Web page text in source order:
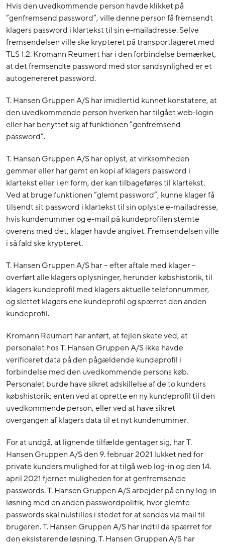
Hvis den uvedkommende person havde klikket på
”genfremsend password”, ville denne person få fremsendt
klagers password i klartekst til sin e-mailadresse. Selve
fremsendelsen ville ske krypteret på transportlageret med
TLS 1.2. Kromann Reumert har i den forbindelse bemærket,
at det fremsendte password med stor sandsynlighed er et
autogenereret password.
T. Hansen Gruppen A/S har imidlertid kunnet konstatere, at
den uvedkommende person hverken har tilgået web-login
eller har benyttet sig af funktionen ”genfremsend
password”.
T. Hansen Gruppen A/S har oplyst, at virksomheden
gemmer eller har gemt en kopi af klagers password i
klartekst eller i en form, der kan tilbageføres til klartekst.
Ved at bruge funktionen ”glemt password”, kunne klager få
tilsendt sit password i klartekst til sin oplyste e-mailadresse,
hvis kundenummer og e-mail på kundeprofilen stemte
overens med det, klager havde angivet. Fremsendelsen ville
i så fald ske krypteret.
T. Hansen Gruppen A/S har – efter aftale med klager –
overført alle klagers oplysninger, herunder købshistorik, til
klagers kundeprofil med klagers aktuelle telefonnummer,
og slettet klagers ene kundeprofil og spærret den anden
kundeprofil.
Kromann Reumert har anført, at fejlen skete ved, at
personalet hos T. Hansen Gruppen A/S ikke havde
verificeret data på den pågældende kundeprofil i
forbindelse med den uvedkommende persons køb.
Personalet burde have sikret adskillelse af de to kunders
købshistorik; enten ved at oprette en ny kundeprofil til den
uvedkommende person, eller ved at have sikret
overgangen af klagers data til et nyt kundenummer.
For at undgå, at lignende tilfælde gentager sig, har T.
Hansen Gruppen A/S den 9. februar 2021 lukket ned for
private kunders mulighed for at tilgå web log-in og den 14.
april 2021 fjernet muligheden for at genfremsende
passwords. T. Hansen Gruppen A/S arbejder på en ny log-in
løsning med en anden passwordpolitik, hvor glemte
passwords skal nulstilles i stedet for at sendes via mail til
brugeren. T. Hansen Gruppen A/S har indtil da spærret for
den eksisterende løsning. T. Hansen Gruppen A/S har